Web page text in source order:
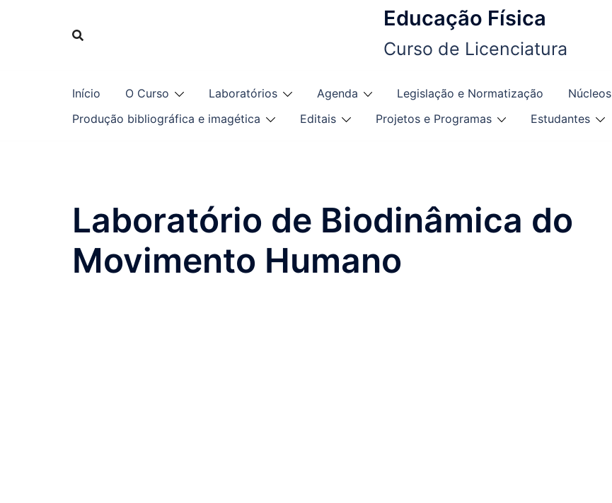
Educação Física
Curso de Licenciatura
Início O Curso Laboratórios Agenda Legislação e Normatização Núcleos
Produção bibliográfica e imagética
Editais Projetos e Programas Estudantes
Laboratório de Biodinâmica do
Movimento Humano